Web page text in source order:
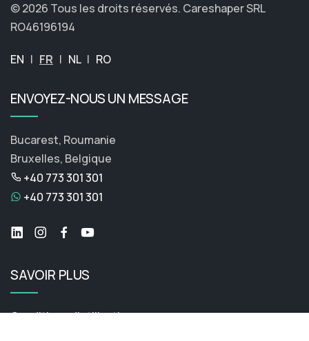
© 2026 Tous les droits réservés. Careshaper SRL
RO46196194
EN | FR | NL| RO
ENVOYEZ-NOUS UN MESSAGE
Bucarest, Roumanie
Bruxelles, Belgique
+40 773 301 301
+40 773 301 301
SAVOIR PLUS
Conditions d'utilisation